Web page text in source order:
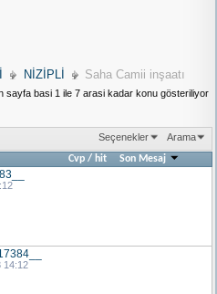
NİZİPLİ Saha Camii inşaatı
sayfa basi 1 ile 7 arasi kadar konu gösteriliyor
Seçenekler Arama
Cvp /hit Son Mesaj
14:12